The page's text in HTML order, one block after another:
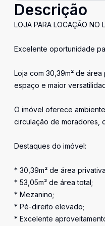
Descrição
LOJA PARA LOCAÇÃO NO
Excelente oportunidade
Loja com 30,39m² de
espaço e maior
O imóvel oferece
circulação de moradores,
Destaques do imóvel:
* 30,39m² de área
* 53,05m² de área total;
* Mezanino;
* Pé-direito elevado;
* Excelente